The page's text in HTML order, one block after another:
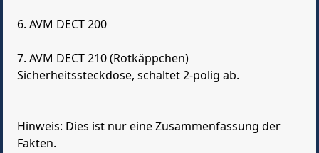
6. AVM DECT 200
7. AVM DECT 210 (Rotkäppchen)
Sicherheitssteckdose, schaltet 2-polig ab.
Hinweis: Dies ist nur eine Zusammenfassung der
Fakten.